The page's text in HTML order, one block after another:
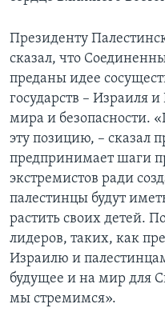
Президенту
сказал, что
преданы идее
государств – Израиля
мира и безопасности.
эту позицию, – сказал
предпринимает шаги
экстремистов ради
палестинцы будут
растить своих детей.
лидеров, таких, как
Израилю и
будущее и на мир для
мы стремимся».